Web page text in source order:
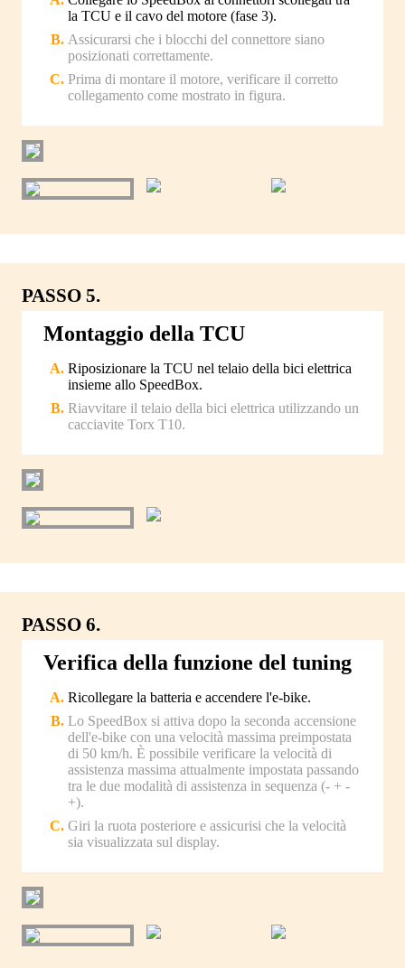
la TCU e il cavo del motore (fase 3).
Assicurarsi che i blocchi del connettore siano
posizionati correttamente.
Prima di montare il motore, verificare il corretto
collegamento come mostrato in figura.
PASSO 5.
Montaggio della TCU
Riposizionare la TCU nel telaio della bici elettrica
insieme allo SpeedBox.
Riavvitare il telaio della bici elettrica utilizzando un
cacciavite Torx T10.
PASSO 6.
Verifica della funzione del tuning
Ricollegare la batteria e accendere l'e-bike.
Lo SpeedBox si attiva dopo la seconda accensione
dell'e-bike con una velocità massima preimpostata
di 50 km/h. È possibile verificare la velocità di
assistenza massima attualmente impostata passando
tra le due modalità di assistenza in sequenza (- + -
+).
Giri la ruota posteriore e assicurisi che la velocità
sia visualizzata sul display.